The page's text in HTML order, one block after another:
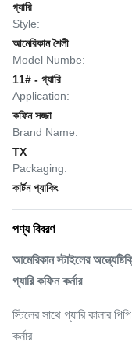
গ্যারি
Style:
আমেরিকান শৈলী
Model Numbe:
11# - গ্যারি
Application:
কফিন সজ্জা
Brand Name:
TX
Packaging:
কার্টন প্যাকিং
পণ্য বিবরণ
আমেরিকান স্টাইলের
গ্যারি কফিন কর্নার
স্টিলের সাথে গ্যারি কালার
কর্নার